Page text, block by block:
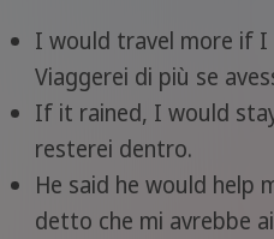
I would travel more if
Viaggerei di più se
If it rained, I would
resterei dentro.
He said he would help
detto che mi avrebbe